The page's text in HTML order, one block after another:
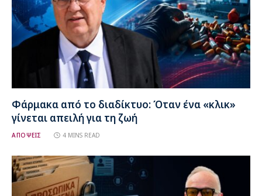
Φάρμακα από το διαδίκτυο: Όταν ένα «κλικ»
γίνεται απειλή για τη ζωή
ΑΠΟΨΕΙΣ 4 MINS READ